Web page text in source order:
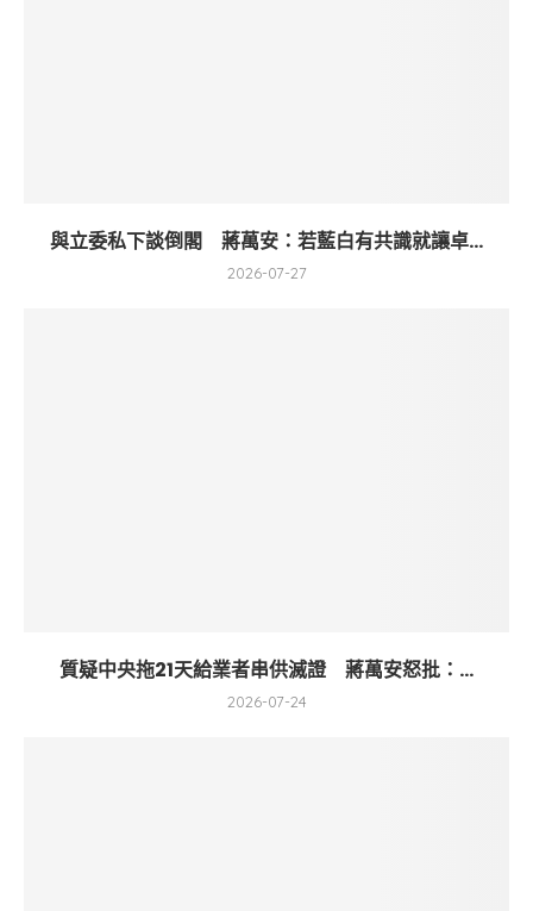
與立委私下談倒閣 蔣萬安：若藍白有共識就讓卓...
2026-07-27
質疑中央拖21天給業者串供滅證 蔣萬安怒批：...
2026-07-24